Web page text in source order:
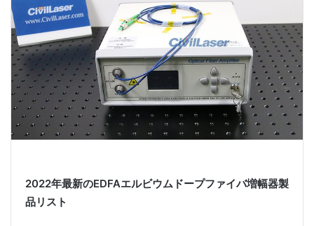
2022年最新のEDFAエルビウムドープファイバ増幅器製
品リスト